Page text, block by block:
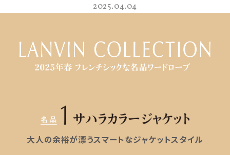
2025.04.04
大人の余裕が漂うスマートなジャケットスタイル